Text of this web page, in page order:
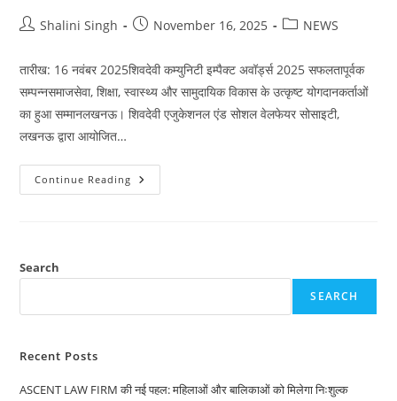
PostShalini Singh
PostNovember 16, 2025
PostNEWS
तारीख: 16 नवंबर 2025शिवदेवी कम्युनिटी इम्पैक्ट अवॉर्ड्स 2025 सफलतापूर्वक
सम्पन्नसमाजसेवा, शिक्षा, स्वास्थ्य और सामुदायिक विकास के उत्कृष्ट योगदानकर्ताओं
का हुआ सम्मानलखनऊ। शिवदेवी एजुकेशनल एंड सोशल वेलफेयर सोसाइटी,
लखनऊ द्वारा आयोजित…
Continue Reading शिवदेवी
कम्युनिटी
Search
SEARCH
Recent Posts
ASCENT LAW FIRM की नई पहल: महिलाओं और बालिकाओं को मिलेगा निःशुल्क